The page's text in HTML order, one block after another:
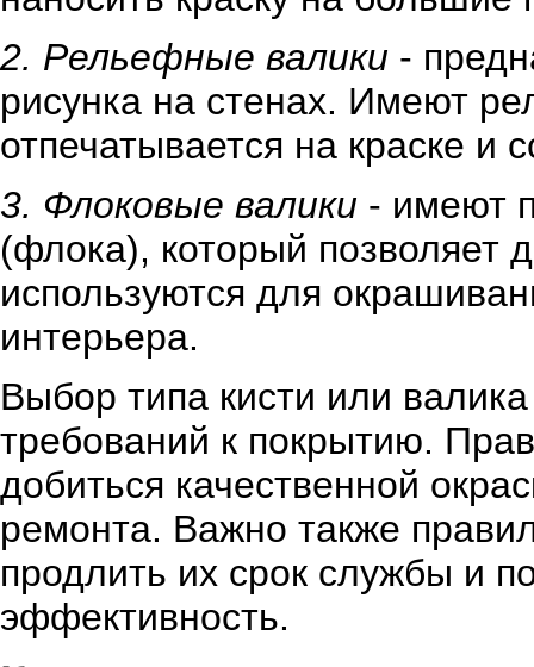
2. Рельефные валики -
рисунка на стенах. Имеют
отпечатывается на краске и
3. Флоковые валики - имеют
(флока), который позволяет
используются для
интерьера.
Выбор типа кисти или
требований к покрытию.
добиться качественной
ремонта. Важно также
продлить их срок службы и
эффективность.